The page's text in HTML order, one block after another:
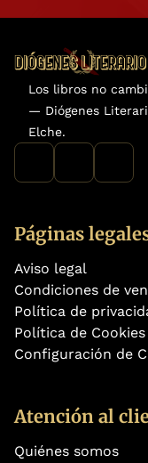
Los libros no
— Diógenes
Elche.
Páginas
Aviso legal
Condiciones de
Política de
Política de Cookies
Configuración de
Atención al
Quiénes somos